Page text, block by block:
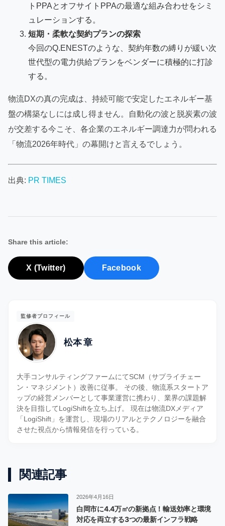
トPPAとオフサイトPPAの最適な組み合わせをシミ
ュレーションする。
短期・柔軟な契約プランの探索
今回のQ.ENESTのような、契約年数の縛りが緩い次
世代型の電力供給プランをベンダーに積極的に打診
する。
物流DXの真の完成は、持続可能で安定したエネルギー基
盤の構築なしには成し得ません。自動化の波と脱炭素の波
が交差する今こそ、各企業のエネルギー調達力が問われる
「物流2026年時代」の幕開けと言えるでしょう。
出典: PR TIMES
Share this article:
X (Twitter) Facebook
監修者プロフィール
松本 章
大手コンサルティングファームにてSCM（サプライチェー
ン・マネジメント）改善に従事。 その後、物流系スタートア
ップの経営メンバーとして事業運営に携わり、業界の課題解
決を目指してLogiShiftを立ち上げ。 現在は物流DXメディア
「LogiShift」を運営し、現場のリアルとテクノロジーを融合
させた視点から情報発信を行っている。
関連記事
2026年4月16日
白岡市に4.4万㎡の新拠点！輸送効率と環境
対応を両立する3つの最新インフラ戦略